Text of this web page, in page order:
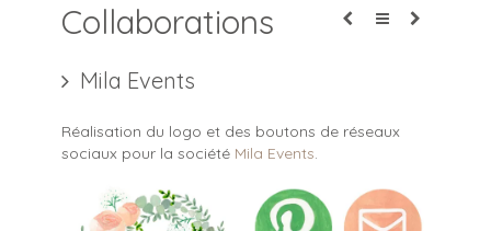
Collaborations
Mila Events
Réalisation du logo et des boutons de réseaux
sociaux pour la société Mila Events.